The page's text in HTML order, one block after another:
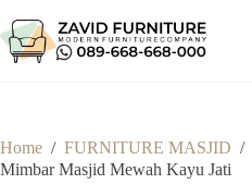
to
content
Home / FURNITURE MASJID /
Mimbar Masjid Mewah Kayu Jati